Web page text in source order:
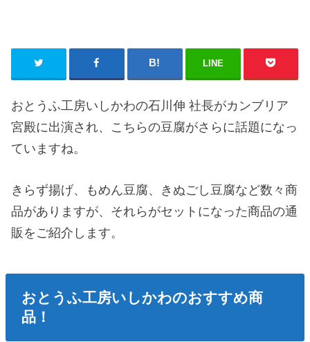
LINE
おとうふ工房いしかわの石川伸 社長がカンブリア
宮殿に出演され、こちらの豆腐がさらに話題になっ
ていますね。
きらず揚げ、もめん豆腐、きぬごし豆腐など数々商
品がありますが、それらがセットになった商品の通
販をご紹介します。
おとうふ工房いしかわのおすすめ商
品！